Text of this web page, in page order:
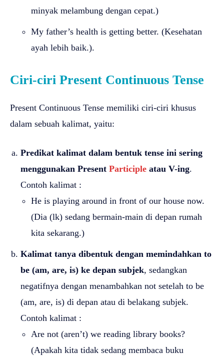
minyak melambung dengan cepat.)
My father’s health is getting better. (Kesehatan
ayah lebih baik.).
Ciri-ciri Present Continuous Tense
Present Continuous Tense memiliki ciri-ciri khusus
dalam sebuah kalimat, yaitu:
Predikat kalimat dalam bentuk tense ini sering
menggunakan Present Participle atau V-ing.
Contoh kalimat :
He is playing around in front of our house now.
(Dia (lk) sedang bermain-main di depan rumah
kita sekarang.)
Kalimat tanya dibentuk dengan memindahkan to
be (am, are, is) ke depan subjek, sedangkan
negatifnya dengan menambahkan not setelah to be
(am, are, is) di depan atau di belakang subjek.
Contoh kalimat :
Are not (aren’t) we reading library books?
(Apakah kita tidak sedang membaca buku